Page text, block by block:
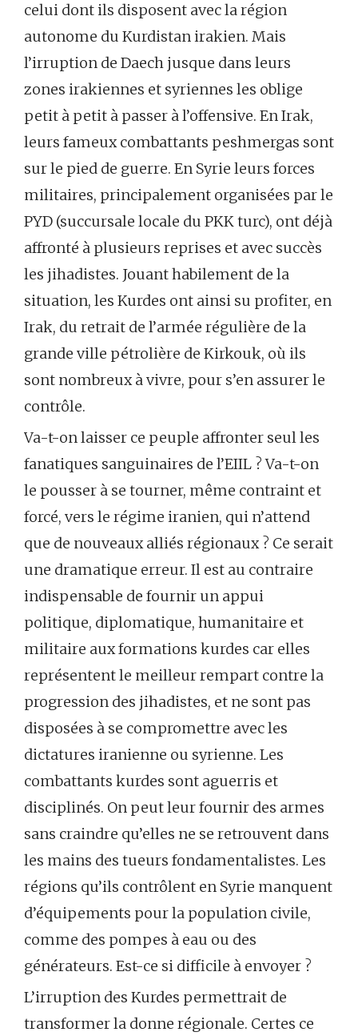
celui dont ils disposent avec la région
autonome du Kurdistan irakien. Mais
l’irruption de Daech jusque dans leurs
zones irakiennes et syriennes les oblige
petit à petit à passer à l’offensive. En Irak,
leurs fameux combattants peshmergas sont
sur le pied de guerre. En Syrie leurs forces
militaires, principalement organisées par le
PYD (succursale locale du PKK turc), ont déjà
affronté à plusieurs reprises et avec succès
les jihadistes. Jouant habilement de la
situation, les Kurdes ont ainsi su profiter, en
Irak, du retrait de l’armée régulière de la
grande ville pétrolière de Kirkouk, où ils
sont nombreux à vivre, pour s’en assurer le
contrôle.
Va-t-on laisser ce peuple affronter seul les
fanatiques sanguinaires de l’EIIL ? Va-t-on
le pousser à se tourner, même contraint et
forcé, vers le régime iranien, qui n’attend
que de nouveaux alliés régionaux ? Ce serait
une dramatique erreur. Il est au contraire
indispensable de fournir un appui
politique, diplomatique, humanitaire et
militaire aux formations kurdes car elles
représentent le meilleur rempart contre la
progression des jihadistes, et ne sont pas
disposées à se compromettre avec les
dictatures iranienne ou syrienne. Les
combattants kurdes sont aguerris et
disciplinés. On peut leur fournir des armes
sans craindre qu’elles ne se retrouvent dans
les mains des tueurs fondamentalistes. Les
régions qu’ils contrôlent en Syrie manquent
d’équipements pour la population civile,
comme des pompes à eau ou des
générateurs. Est-ce si difficile à envoyer ?
L’irruption des Kurdes permettrait de
transformer la donne régionale. Certes ce